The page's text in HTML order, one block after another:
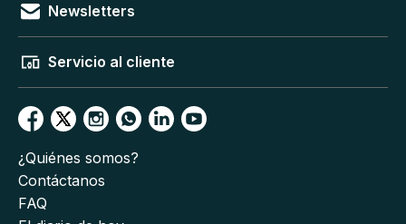
Newsletters
Servicio al cliente
¿Quiénes somos?
Contáctanos
FAQ